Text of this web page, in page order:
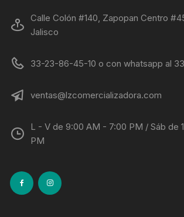
Calle Colón #140, Zapopan Centro
Jalisco
33-23-86-45-10 o con whatsapp al
ventas@lzcomercializadora.com
L - V de 9:00 AM - 7:00 PM / Sáb de
PM